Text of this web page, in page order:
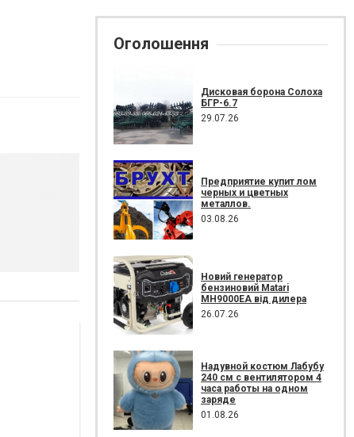
Оголошення
Дисковая борона Солоха
БГР-6.7
29.07.26
Предприятие купит лом
черных и цветных
металлов.
03.08.26
Новий генератор
бензиновий Matari
MH9000EA від дилера
26.07.26
Надувной костюм Лабубу
240 см с вентилятором 4
часа работы на одном
заряде
01.08.26